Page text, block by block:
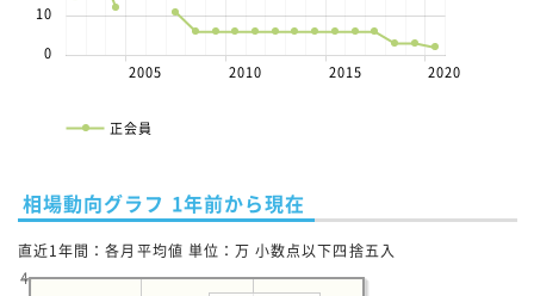
2005 2010 2015 2020
0
10
正会員
相場動向グラフ 1年前から現在
直近1年間：各月平均値 単位：万 小数点以下四捨五入
4